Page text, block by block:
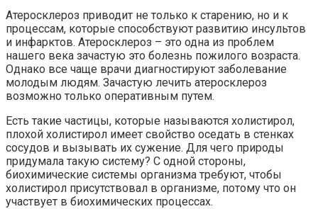
Атеросклероз приводит не только к старению, но и к
процессам, которые способствуют развитию инсультов
и инфарктов. Атеросклероз – это одна из проблем
нашего века зачастую это болезнь пожилого возраста.
Однако все чаще врачи диагностируют заболевание
молодым людям. Зачастую лечить атеросклероз
возможно только оперативным путем.
Есть такие частицы, которые называются холистирол,
плохой холистирол имеет свойство оседать в стенках
сосудов и вызывать их сужение. Для чего природы
придумала такую систему? С одной стороны,
биохимические системы организма требуют, чтобы
холистирол присутствовал в организме, потому что он
участвует в биохимических процессах.